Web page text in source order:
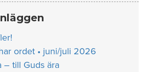
ordet • juni/juli 2026
– till Guds ära